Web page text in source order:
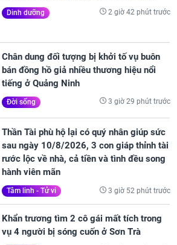
Dinh dưỡng 2 giờ 42 phút trước
Chân dung đối tượng bị khởi tố vụ buôn
bán đồng hồ giả nhiều thương hiệu nổi
tiếng ở Quảng Ninh
Đời sống 3 giờ 29 phút trước
Thần Tài phù hộ lại có quý nhân giúp sức
sau ngày 10/8/2026, 3 con giáp thỉnh tài
rước lộc về nhà, cả tiền và tình đều song
hành viên mãn
Tâm linh - Tử vi 3 giờ 52 phút trước
Khẩn trương tìm 2 cô gái mất tích trong
vụ 4 người bị sóng cuốn ở Sơn Trà